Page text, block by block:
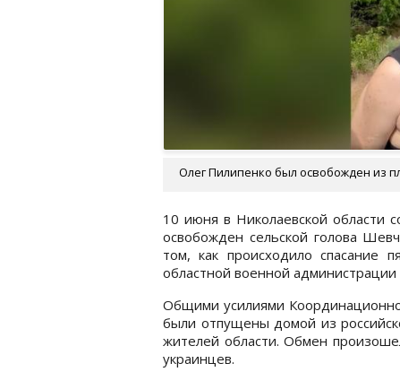
Олег Пилипенко был освобожден из
10 июня в Николаевской области
освобожден сельской голова
том, как происходило спасание
областной военной
Общими усилиями
были отпущены домой из
жителей области. Обмен
украинцев.